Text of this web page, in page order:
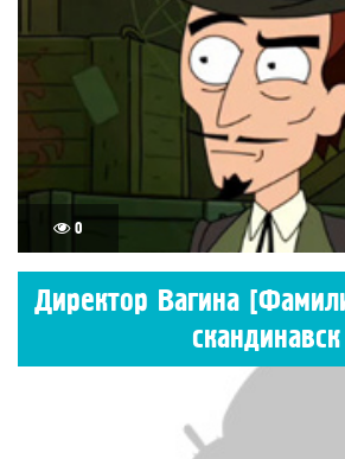
0
Директор Вагина
скандинавск